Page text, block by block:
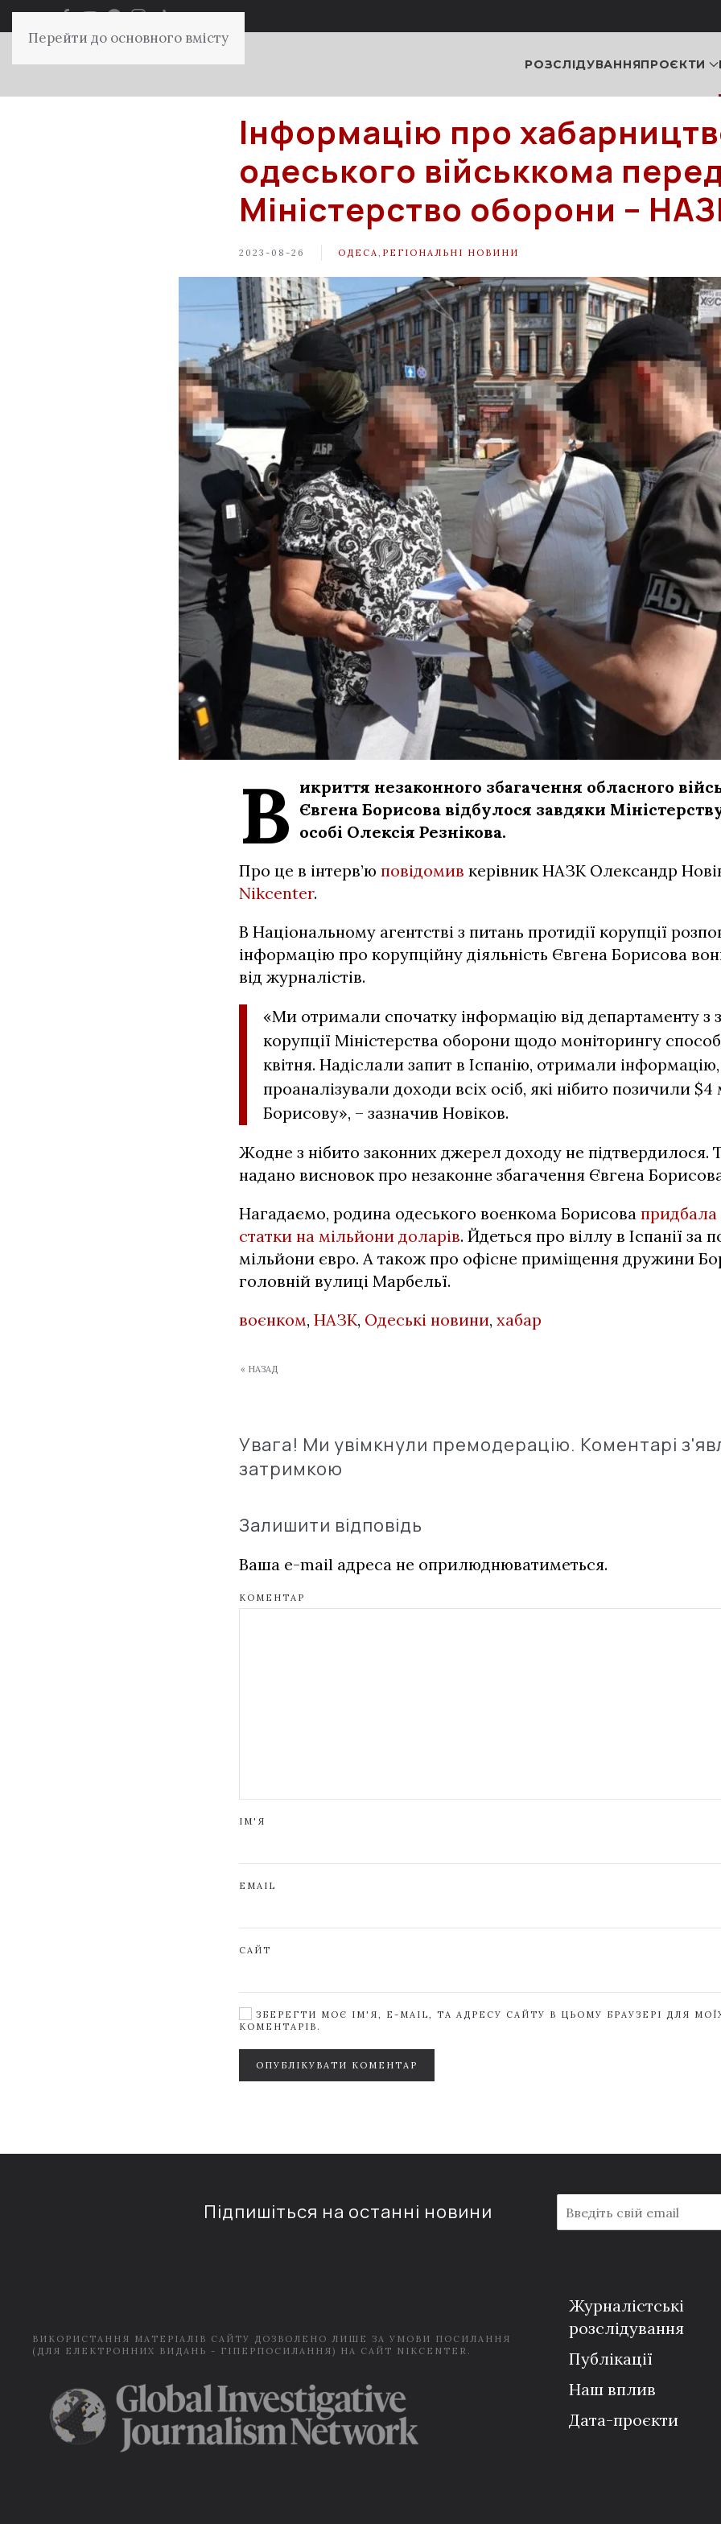
Перейти до основного вмісту
РОЗСЛІДУВАННЯПРОЄКТИ
Інформацію про
одеського військкома
Міністерство оборони –
2023-08-26 ОДЕСА РЕГІОНАЛЬНІ НОВИНИ
В икриття незаконного збагачення обласного
Євгена Борисова відбулося завдяки
особі Олексія Резнікова.
Про це в інтерв’ю повідомив керівник НАЗК Олександр
Nikcenter.
В Національному агентстві з питань протидії корупції
інформацію про корупційну діяльність Євгена Борисова
від журналістів.
«Ми отримали спочатку інформацію від департаменту з
корупції Міністерства оборони щодо моніторингу
квітня. Надіслали запит в Іспанію, отримали інформацію,
проаналізували доходи всіх осіб, які нібито позичили
Борисову», – зазначив Новіков.
Жодне з нібито законних джерел доходу не підтвердилося.
надано висновок про незаконне збагачення Євгена
Нагадаємо, родина одеського воєнкома Борисова придбала
статки на мільйони доларів. Йдеться про віллу в Іспанії за
мільйони євро. А також про офісне приміщення дружини
головній вулиці Марбельї.
воєнком, НАЗК, Одеські новини, хабар
« НАЗАД
Увага! Ми увімкнули премодерацію. Коментарі
затримкою
Залишити відповідь
Ваша e-mail адреса не оприлюднюватиметься.
КОМЕНТАР
ІМ'Я
EMAIL
САЙТ
ЗБЕРЕГТИ МОЄ ІМ'Я, E-MAIL, ТА АДРЕСУ САЙТУ В ЦЬОМУ БРАУЗЕРІ ДЛЯ
КОМЕНТАРІВ.
ОПУБЛІКУВАТИ КОМЕНТАР
Підпишіться на останні новини
m
a
ВИКОРИСТАННЯ МАТЕРІАЛІВ САЙТУ ДОЗВОЛЕНО ЛИШЕ ЗА УМОВИ ПОСИЛАННЯ
(ДЛЯ ЕЛЕКТРОННИХ ВИДАНЬ - ГІПЕРПОСИЛАННЯ) НА САЙТ NIKCENTER.
Журналістські
розслідування
Публікації
Наш вплив
Дата-проєкти